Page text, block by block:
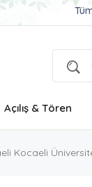
Açılış & Tören
Kocaeli